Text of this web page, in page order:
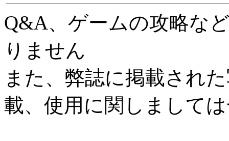
Q&A、ゲームの攻略な
りません
また、弊誌に掲載され
載、使用に関しまして